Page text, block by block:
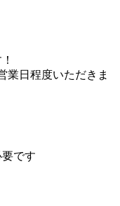
業日程度いただきま
です